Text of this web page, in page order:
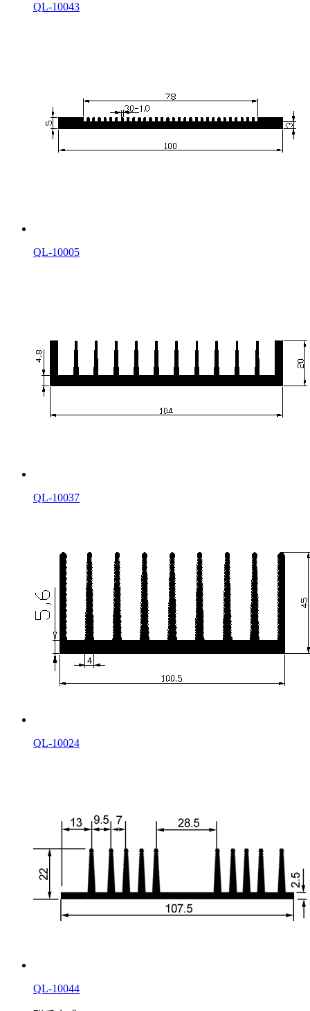
QL-10043
QL-10005
QL-10037
QL-10024
QL-10044